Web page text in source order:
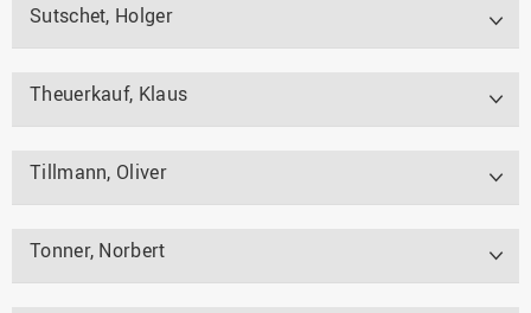
Sutschet, Holger
Theuerkauf, Klaus
Tillmann, Oliver
Tonner, Norbert